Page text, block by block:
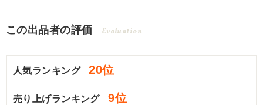
この出品者の評価 Evaluation
人気ランキング 20位
売り上げランキング 9位